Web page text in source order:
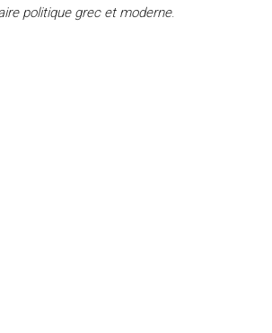
politique grec et moderne.